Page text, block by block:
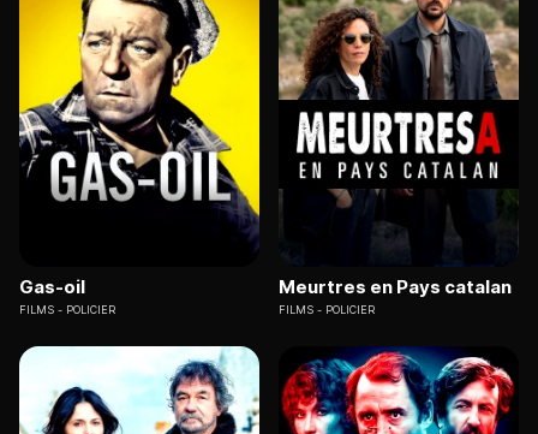
Gas-oil
FILMS POLICIER
Meurtres en Pays catalan
FILMS POLICIER